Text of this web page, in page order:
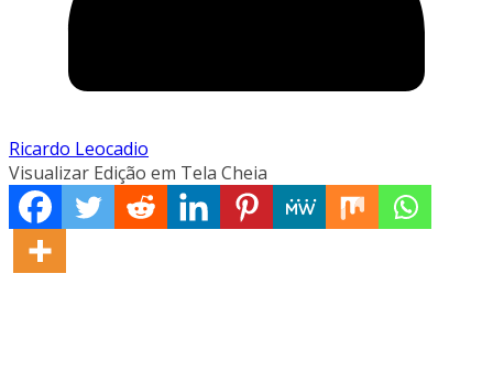
Ricardo Leocadio
Visualizar Edição em Tela Cheia